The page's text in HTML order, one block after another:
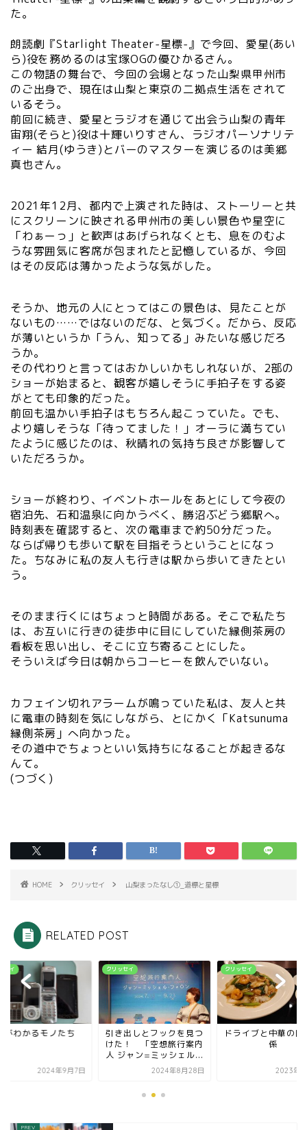
た。
朗読劇『Starlight Theater-星標-』で今回、愛星(あい
ら)役を務めるのは宝塚OGの優ひかるさん。
この物語の舞台で、今回の会場となった山梨県甲州市
のご出身で、現在は山梨と東京の二拠点生活をされて
いるそう。
前回に続き、愛星とラジオを通じて出会う山梨の青年
宙翔(そらと)役は十輝いりすさん、ラジオパーソナリテ
ィー 結月(ゆうき)とバーのマスターを演じるのは美郷
真也さん。
2021年12月、都内で上演された時は、ストーリーと共
にスクリーンに映される甲州市の美しい景色や星空に
「わぁーっ」と歓声はあげられなくとも、息をのむよ
うな雰囲気に客席が包まれたと記憶しているが、今回
はその反応は薄かったような気がした。
そうか、地元の人にとってはこの景色は、見たことが
ないもの……ではないのだな、と気づく。だから、反応
が薄いというか「うん、知ってる」みたいな感じだろ
うか。
その代わりと言ってはおかしいかもしれないが、2部の
ショーが始まると、観客が嬉しそうに手拍子をする姿
がとても印象的だった。
前回も温かい手拍子はもちろん起こっていた。でも、
より嬉しそうな「待ってました！」オーラに満ちてい
たように感じたのは、秋晴れの気持ち良さが影響して
いただろうか。
ショーが終わり、イベントホールをあとにして今夜の
宿泊先、石和温泉に向かうべく、勝沼ぶどう郷駅へ。
時刻表を確認すると、次の電車まで約50分だった。
ならば帰りも歩いて駅を目指そうということになっ
た。ちなみに私の友人も行きは駅から歩いてきたとい
う。
そのまま行くにはちょっと時間がある。そこで私たち
は、お互いに行きの徒歩中に目にしていた縁側茶房の
看板を思い出し、そこに立ち寄ることにした。
そういえば今日は朝からコーヒーを飲んでいない。
カフェイン切れアラームが鳴っていた私は、友人と共
に電車の時刻を気にしながら、とにかく「Katsunuma
縁側茶房」へ向かった。
その道中でちょっといい気持ちになることが起きるな
んて。
(つづく)
HOME クリッセイ 山梨まったなし①_道標と星標
RELATED POST
セイ
がわかるモノたち
2024年9月7日
クリッセイ
引き出しとフックを見つ
けた！ 「空想旅行案内
人 ジャン=ミッシェル...
2024年8月28日
クリッセイ
ドライブと中華の因
係
2023年1